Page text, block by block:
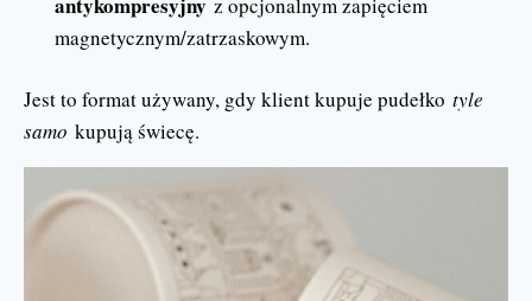
magnetycznym/zatrzaskowym.
Jest to format używany, gdy klient kupuje pudełko tyle
samo kupują świecę.